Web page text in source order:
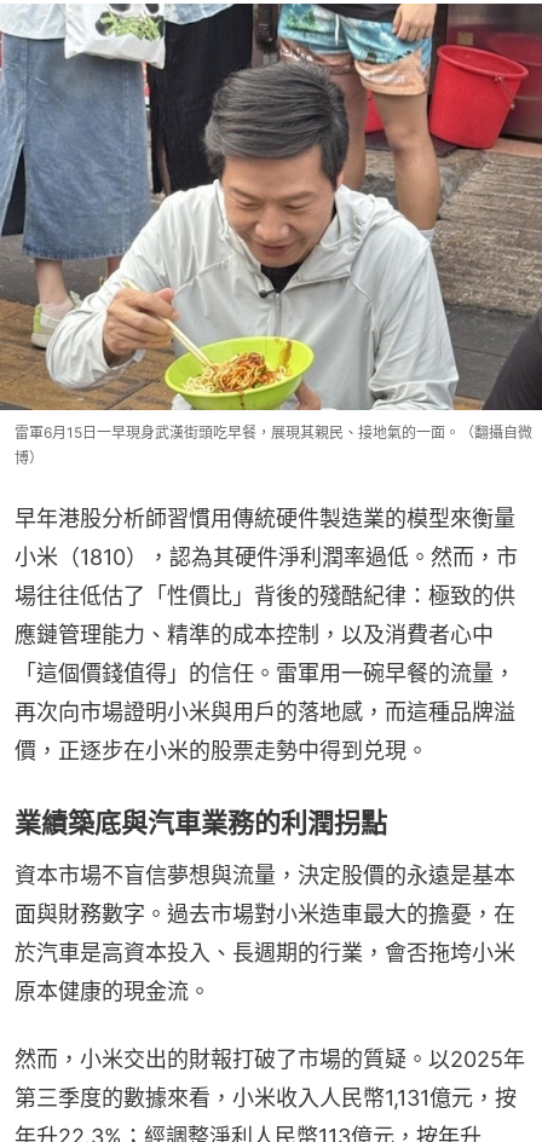
雷軍6月15日一早現身武漢街頭吃早餐，展現其親民、接地氣的一面。（翻攝自微
博）
早年港股分析師習慣用傳統硬件製造業的模型來衡量
小米（1810），認為其硬件淨利潤率過低。然而，市
場往往低估了「性價比」背後的殘酷紀律：極致的供
應鏈管理能力、精準的成本控制，以及消費者心中
「這個價錢值得」的信任。雷軍用一碗早餐的流量，
再次向市場證明小米與用戶的落地感，而這種品牌溢
價，正逐步在小米的股票走勢中得到兑現。
業績築底與汽車業務的利潤拐點
資本市場不盲信夢想與流量，決定股價的永遠是基本
面與財務數字。過去市場對小米造車最大的擔憂，在
於汽車是高資本投入、長週期的行業，會否拖垮小米
原本健康的現金流。
然而，小米交出的財報打破了市場的質疑。以2025年
第三季度的數據來看，小米收入人民幣1,131億元，按
年升22.3%；經調整淨利人民幣113億元，按年升